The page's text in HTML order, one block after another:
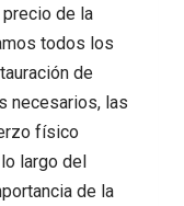
de la
todos los
de
necesarios, las
físico
largo del
de la